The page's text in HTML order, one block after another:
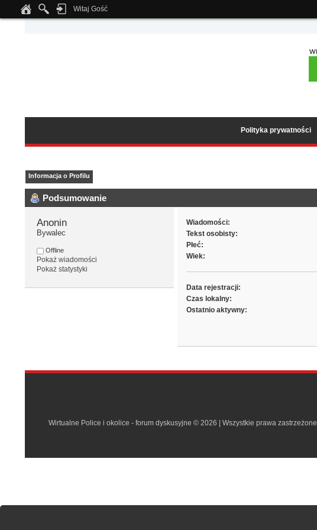
Notice: Undefined index: tapatalk_body_hook in
Witaj Gość
Polityka prywatności
Informacja o Profilu
Podsumowanie
Anonin
Bywalec
Offline
Pokaż wiadomości
Pokaż statystyki
Wiadomości:
Tekst osobisty:
Płeć:
Wiek:
Data rejestracji:
Czas lokalny:
Ostatnio aktywny:
Wirtualne Police i okolice - forum dyskusyjne © 2026 | Wszystkie prawa zastrzeżone